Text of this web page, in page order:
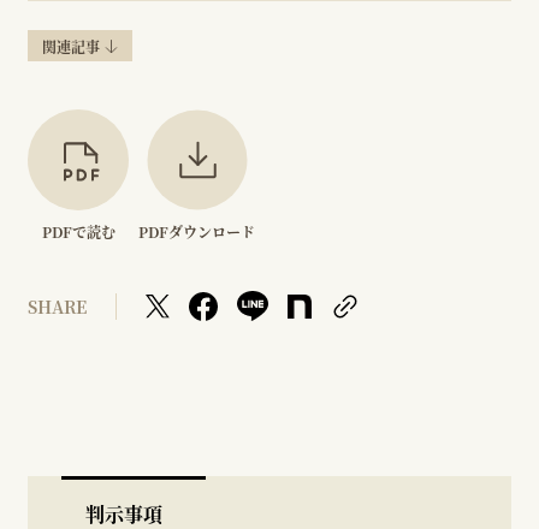
関連記事
PDFで読む PDFダウンロード
SHARE
判示事項